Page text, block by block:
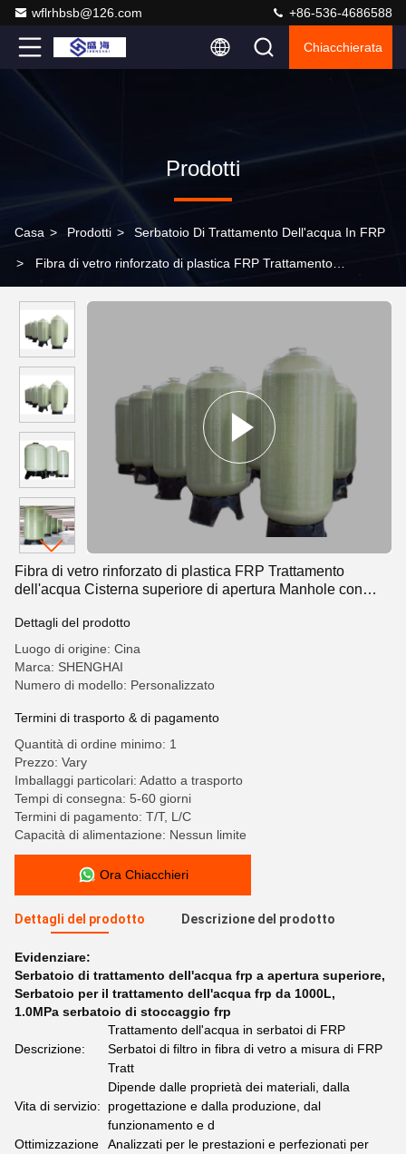
wflrhbsb@126.com +86-536-4686588
Chiacchierata
Prodotti
Casa > Prodotti > Serbatoio Di Trattamento Dell'acqua In FRP
> Fibra di vetro rinforzato di plastica FRP Trattamento
Fibra di vetro rinforzato di plastica FRP Trattamento
dell'acqua Cisterna superiore di apertura Manhole con
Dettagli del prodotto
Luogo di origine: Cina
Marca: SHENGHAI
Numero di modello: Personalizzato
Termini di trasporto & di pagamento
Quantità di ordine minimo: 1
Prezzo: Vary
Imballaggi particolari: Adatto a trasporto
Tempi di consegna: 5-60 giorni
Termini di pagamento: T/T, L/C
Capacità di alimentazione: Nessun limite
Ora Chiacchieri
Dettagli del prodotto Descrizione del prodotto
Evidenziare:
Serbatoio di trattamento dell'acqua frp a apertura superiore,
Serbatoio per il trattamento dell'acqua frp da 1000L,
1.0MPa serbatoio di stoccaggio frp
Descrizione:
Trattamento dell'acqua in serbatoi di FRP
Serbatoi di filtro in fibra di vetro a misura di FRP
Tratt
Vita di servizio:
Dipende dalle proprietà dei materiali, dalla
progettazione e dalla produzione, dal
funzionamento e d
Ottimizzazione
Analizzati per le prestazioni e perfezionati per